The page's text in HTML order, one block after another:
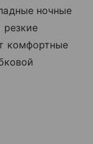
ночные
комфортные